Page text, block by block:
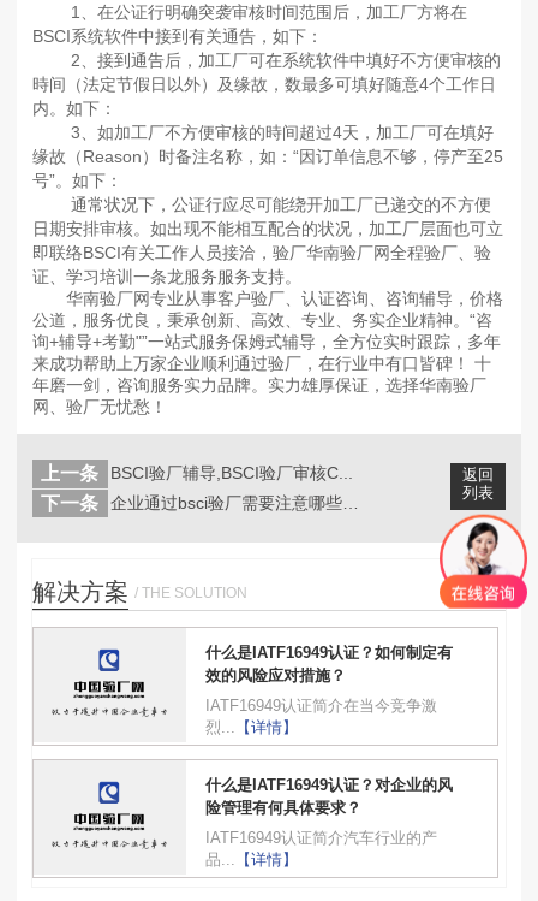
1、在公证行明确突袭审核时间范围后，加工厂方将在
BSCI系统软件中接到有关通告，如下：
2、接到通告后，加工厂可在系统软件中填好不方便审核的
時间（法定节假日以外）及缘故，数最多可填好随意4个工作日
内。如下：
3、如加工厂不方便审核的時间超过4天，加工厂可在填好
缘故（Reason）时备注名称，如：“因订单信息不够，停产至25
号”。如下：
通常状况下，公证行应尽可能绕开加工厂已递交的不方便
日期安排审核。如出现不能相互配合的状况，加工厂层面也可立
即联络BSCI有关工作人员接洽，验厂华南验厂网全程验厂、验
证、学习培训一条龙服务服务支持。
华南验厂网专业从事客户验厂、认证咨询、咨询辅导，价格
公道，服务优良，秉承创新、高效、专业、务实企业精神。“咨
询+辅导+考勤"”一站式服务保姆式辅导，全方位实时跟踪，多年
来成功帮助上万家企业顺利通过验厂，在行业中有口皆碑！ 十
年磨一剑，咨询服务实力品牌。实力雄厚保证，选择华南验厂
网、验厂无忧愁！
返回
列表
上一条 BSCI验厂辅导,BSCI验厂审核C...
下一条
解决方案 / THE SOLUTION
什么是IATF16949认证？如何制定有
效的风险应对措施？
IATF16949认证简介在当今竞争激
烈...
【详情】
什么是IATF16949认证？对企业的风
险管理有何具体要求？
IATF16949认证简介汽车行业的产
品...
【详情】